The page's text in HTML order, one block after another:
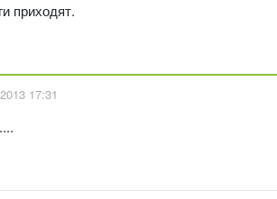
приходят.
17:31